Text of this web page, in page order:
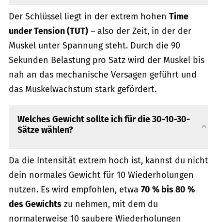
Der Schlüssel liegt in der extrem hohen Time
under Tension (TUT) – also der Zeit, in der der
Muskel unter Spannung steht. Durch die 90
Sekunden Belastung pro Satz wird der Muskel bis
nah an das mechanische Versagen geführt und
das Muskelwachstum stark gefördert.
Welches Gewicht sollte ich für die 30-10-30-
Sätze wählen?
Da die Intensität extrem hoch ist, kannst du nicht
dein normales Gewicht für 10 Wiederholungen
nutzen. Es wird empfohlen, etwa 70 % bis 80 %
des Gewichts zu nehmen, mit dem du
normalerweise 10 saubere Wiederholungen